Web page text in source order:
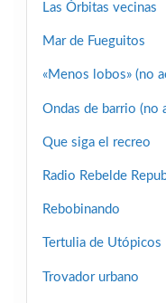
Las Órbitas vecinas
Mar de Fueguitos
«Menos lobos» (no
Ondas de barrio (no
Que siga el recreo
Radio Rebelde
Rebobinando
Tertulia de Utópicos
Trovador urbano